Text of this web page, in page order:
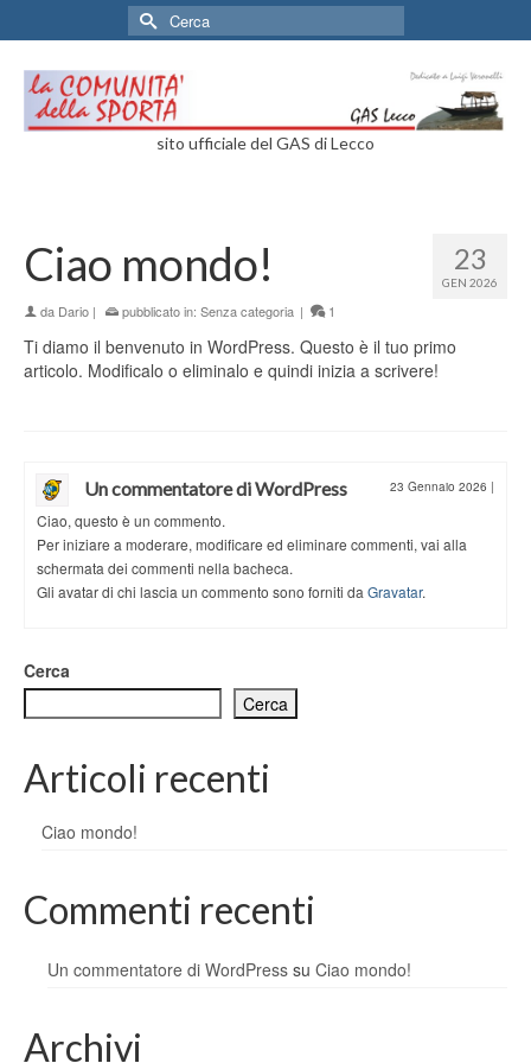
Cerca
per:
sito ufficiale del GAS di Lecco
23
GEN 2026
Ciao mondo!
da Dario | pubblicato in: Senza categoria | 1
Ti diamo il benvenuto in WordPress. Questo è il tuo primo
articolo. Modificalo o eliminalo e quindi inizia a scrivere!
Un commentatore di WordPress 23 Gennaio 2026 |
Ciao, questo è un commento.
Per iniziare a moderare, modificare ed eliminare commenti, vai alla
schermata dei commenti nella bacheca.
Gli avatar di chi lascia un commento sono forniti da Gravatar.
Cerca
Cerca
Articoli recenti
Ciao mondo!
Commenti recenti
Un commentatore di WordPress su Ciao mondo!
Archivi